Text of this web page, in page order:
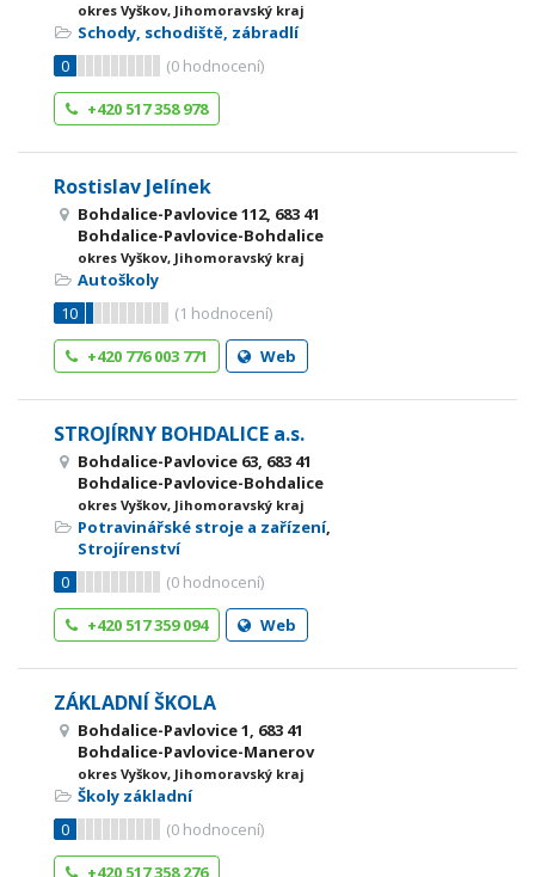
okres Vyškov, Jihomoravský kraj
Schody, schodiště, zábradlí
0
(0 hodnocení)
+420 517 358 978
Rostislav Jelínek
Bohdalice-Pavlovice 112, 683 41
Bohdalice-Pavlovice-Bohdalice
okres Vyškov, Jihomoravský kraj
Autoškoly
10
(1 hodnocení)
+420 776 003 771
Web
STROJÍRNY BOHDALICE a.s.
Bohdalice-Pavlovice 63, 683 41
Bohdalice-Pavlovice-Bohdalice
okres Vyškov, Jihomoravský kraj
Potravinářské stroje a zařízení,
Strojírenství
0
(0 hodnocení)
+420 517 359 094
Web
ZÁKLADNÍ ŠKOLA
Bohdalice-Pavlovice 1, 683 41
Bohdalice-Pavlovice-Manerov
okres Vyškov, Jihomoravský kraj
Školy základní
0
(0 hodnocení)
+420 517 358 276